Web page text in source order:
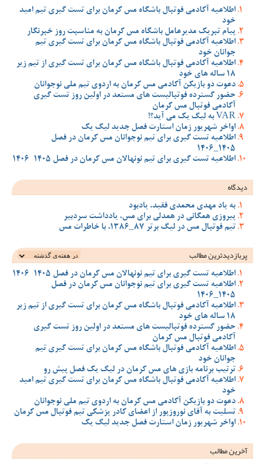
اطلاعیه آکادمی فوتبال باشگاه مس کرمان برای تست گیری تیم امید
خود
پیام تبریک مدیرعامل باشگاه مس کرمان به مناسبت روز خبرنگار
اطلاعیه آکادمی فوتبال باشگاه مس کرمان برای تست گیری تیم
جوانان خود
اطلاعیه آکادمی فوتبال باشگاه مس کرمان برای تست گیری از تیم زیر
18 ساله های خود
دعوت دو بازیکن آکادمی مس کرمان به اردوی تیم ملی نوجوانان
حضور گسترده فوتبالیست های مستعد در اولین روز تست گیری
آکادمی فوتبال مس کرمان
VAR به لیگ یک می آید؟!
اواخر شهریور زمان استارت فصل جدید لیگ یک
اطلاعیه تست گیری برای تیم نوجوانان مس کرمان در فصل
1405_1406
اطلاعیه تست گیری برای تیم نونهالان مس کرمان در فصل 1405-1406
دیدگاه
به یاد مهدی محمدی فقید، یادبود
پیروزی همگانی در همدلی برای مس، یادداشت سردبیر
تیم فوتبال مس در لیگ برتر 87_1386، با خاطرات مس
پربازدیدترین‌ مطالب
اطلاعیه تست گیری برای تیم نونهالان مس کرمان در فصل 1405-1406
اطلاعیه تست گیری برای تیم نوجوانان مس کرمان در فصل
1405_1406
اطلاعیه آکادمی فوتبال باشگاه مس کرمان برای تست گیری از تیم زیر
18 ساله های خود
حضور گسترده فوتبالیست های مستعد در اولین روز تست گیری
آکادمی فوتبال مس کرمان
اطلاعیه آکادمی فوتبال باشگاه مس کرمان برای تست گیری تیم
جوانان خود
ترتیب برنامه بازی های مس کرمان در لیگ یک فصل پیش رو
اطلاعیه آکادمی فوتبال باشگاه مس کرمان برای تست گیری تیم امید
خود
دعوت دو بازیکن آکادمی مس کرمان به اردوی تیم ملی نوجوانان
تسلیت به آقای نوروزپور از اعضای کادر پزشکی تیم فوتبال مس کرمان
اواخر شهریور زمان استارت فصل جدید لیگ یک
آخرین مطالب